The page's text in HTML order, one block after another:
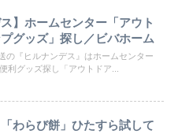
ス】ホームセンター「アウト
プグッズ」探し／ビバホーム
の『ヒルナンデス』はホームセンター
利グッズ探し「アウトドア...
「わらび餅」ひたすら試して